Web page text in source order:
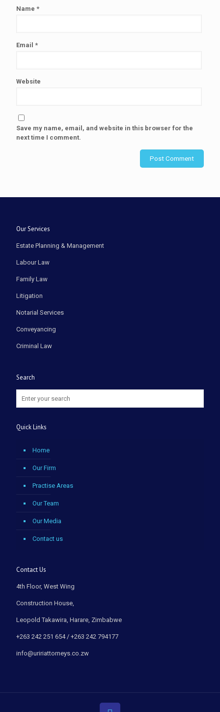
Name *
Email *
Website
Save my name, email, and website in this browser for the
next time I comment.
Our Services
Estate Planning & Management
Labour Law
Family Law
Litigation
Notarial Services
Conveyancing
Criminal Law
Search
Quick Links
Home
Our Firm
Practise Areas
Our Team
Our Media
Contact us
Contact Us
4th Floor, West Wing
Construction House,
Leopold Takawira, Harare, Zimbabwe
+263 242 251 654 / +263 242 794177
info@uririattorneys.co.zw